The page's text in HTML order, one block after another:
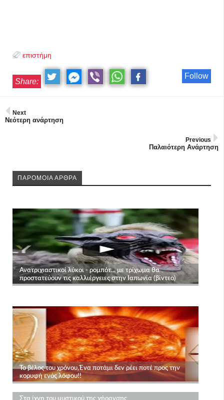
επιστήμη
Follow
Share:
Next
Νεότερη ανάρτηση
Previous
Παλαιότερη Ανάρτηση
ΠΑΡΟΜΟΙΑ ΑΡΘΡΑ